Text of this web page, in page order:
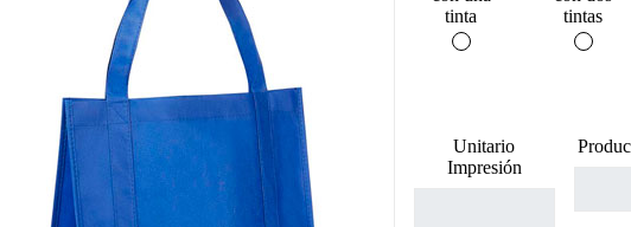
Unitario
Impresión